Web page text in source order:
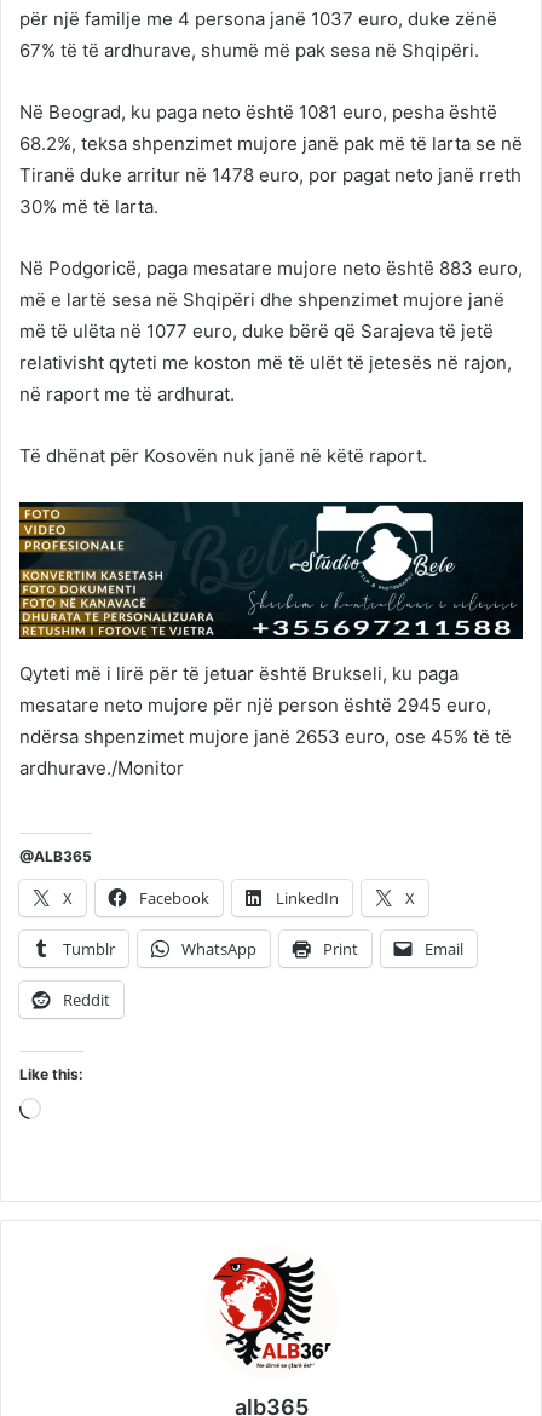
për një familje me 4 persona janë 1037 euro, duke zënë
67% të të ardhurave, shumë më pak sesa në Shqipëri.
Në Beograd, ku paga neto është 1081 euro, pesha është
68.2%, teksa shpenzimet mujore janë pak më të larta se në
Tiranë duke arritur në 1478 euro, por pagat neto janë rreth
30% më të larta.
Në Podgoricë, paga mesatare mujore neto është 883 euro,
më e lartë sesa në Shqipëri dhe shpenzimet mujore janë
më të ulëta në 1077 euro, duke bërë që Sarajeva të jetë
relativisht qyteti me koston më të ulët të jetesës në rajon,
në raport me të ardhurat.
Të dhënat për Kosovën nuk janë në këtë raport.
Qyteti më i lirë për të jetuar është Brukseli, ku paga
mesatare neto mujore për një person është 2945 euro,
ndërsa shpenzimet mujore janë 2653 euro, ose 45% të të
ardhurave./Monitor
@ALB365
X Facebook LinkedIn X
Tumblr WhatsApp Print Email
Reddit
Like this:
Loading…
alb365